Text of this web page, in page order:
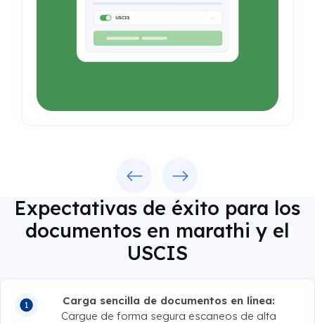
Expectativas de éxito para los
documentos en marathi y el
USCIS
Carga sencilla de documentos en línea:
Cargue de forma segura escaneos de alta